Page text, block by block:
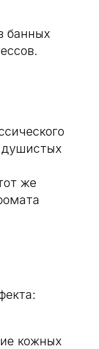
банных
душистых
же
кожных